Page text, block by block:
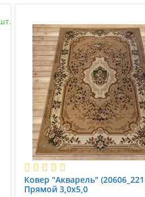
Ковер "Акварель"
Прямой 3,0х5,0